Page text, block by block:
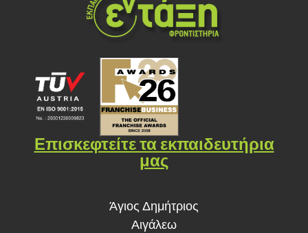
Επισκεφτείτε τα εκπαιδευτήρια
μας
Αιγάλεω
Αίγιο